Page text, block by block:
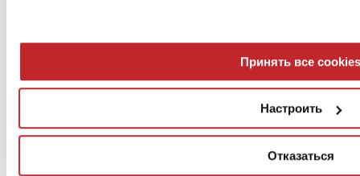
Принять все cookies
Настроить
Отказаться
О нас
Cookie Policy
Credits